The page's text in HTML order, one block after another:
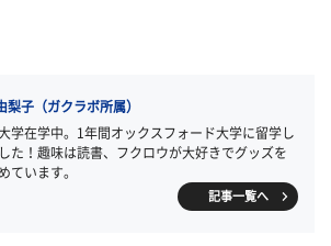
梨子（ガクラボ所属）
学在学中。1年間オックスフォード大学に留学し
た！趣味は読書、フクロウが大好きでグッズを
ています。
記事一覧へ